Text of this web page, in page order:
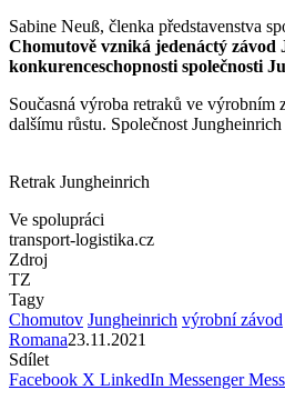
Sabine Neuß, členka představenstva
Chomutově vzniká jedenáctý závod
konkurenceschopnosti společnosti
Současná výroba retraků ve
dalšímu růstu. Společnost
Retrak Jungheinrich
Ve spolupráci
transport-logistika.cz
Zdroj
TZ
Tagy
Chomutov Jungheinrich výrobní závod
Romana23.11.2021
Sdílet
Facebook X LinkedIn Messenger